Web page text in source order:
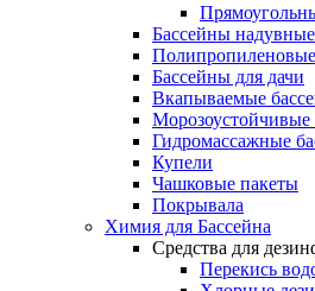
Бассейны
Бассейны для дачи
Вкапываемые
Морозоустойчивые
Гидромассажные
Купели
Чашковые пакеты
Покрывала
Химия для Бассейна
Средства для
Перекись